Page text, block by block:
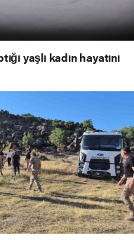
yaşlı kadın hayatını